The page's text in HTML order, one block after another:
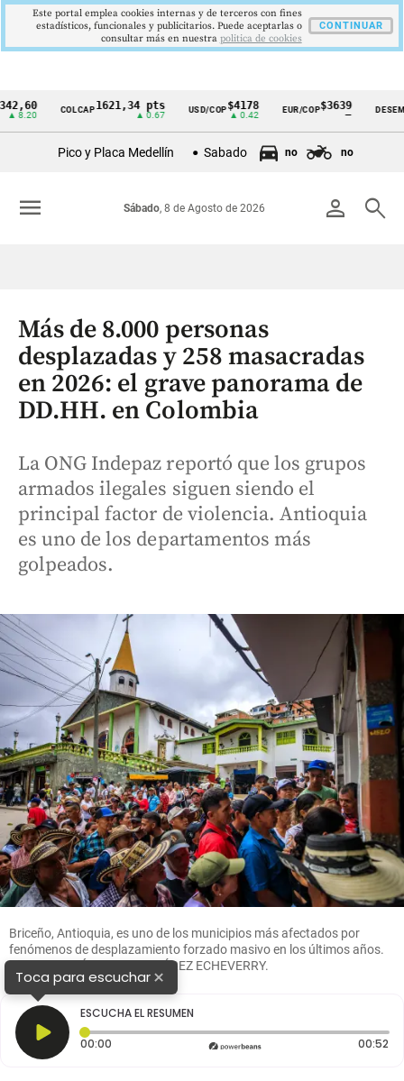
Cintillo
Colombia
COLCAP1621,34 pts USD/COP$4178
▲ 0.42
EUR/COP$3639
—
DESEMPLEO
Pico y Placa Medellín Sabado no no
person search
Sábado, 8 de Agosto de 2026
menu
Más de 8.000 personas
desplazadas y 258 masacradas
en 2026: el grave panorama de
DD.HH. en Colombia
La ONG Indepaz reportó que los grupos
armados ilegales siguen siendo el
principal factor de violencia. Antioquia
es uno de los departamentos más
golpeados.
Briceño, Antioquia, es uno de los municipios más afectados por
fenómenos de desplazamiento forzado masivo en los últimos años.
FOTO: ANDRÉS CAMILO SUÁREZ ECHEVERRY.
Toca para escuchar×
ESCUCHA EL RESUMEN
00:00 Tiempo transcurrido: 0 segundos 00:52
Este portal emplea cookies internas y de terceros con fines
estadísticos, funcionales y publicitarios. Puede aceptarlas o
consultar más en nuestra politica de cookies
CONTINUAR